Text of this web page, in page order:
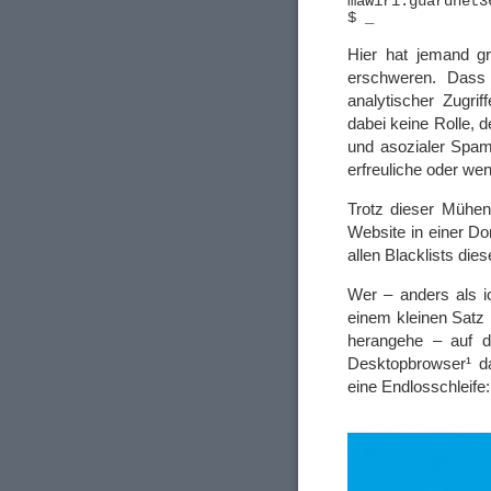
Hier hat jemand
erschweren.
analytischer
dabei keine Rolle,
und asozialer
erfreuliche oder
Trotz dieser
Website in einer
allen Blacklists
Wer – anders als
einem kleinen Satz
herangehe – auf
Desktopbrowser¹
eine Endlosschleife: